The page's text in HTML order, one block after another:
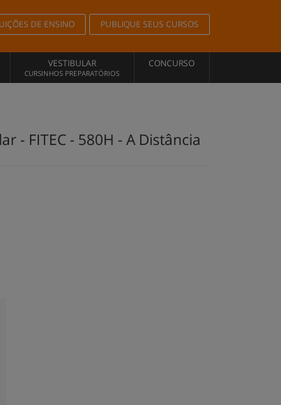
DE ENSINO PUBLIQUE SEUS CURSOS
VESTIBULAR
CURSINHOS PREPARATÓRIOS
CONCURSO
- FITEC - 580H - A Distância